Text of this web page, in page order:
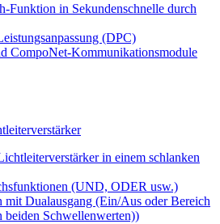
Funktion in Sekundenschnelle durch
(DPC)
CompoNet-Kommunikationsmodule
in einem schlanken
(UND, ODER usw.)
mit Dualausgang (Ein/Aus oder Bereich
beiden Schwellenwerten))